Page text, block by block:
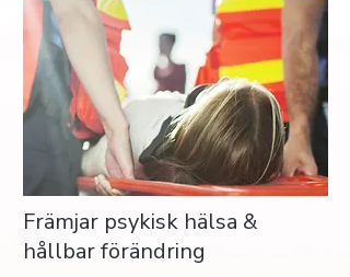
Främjar psykisk hälsa &
hållbar förändring